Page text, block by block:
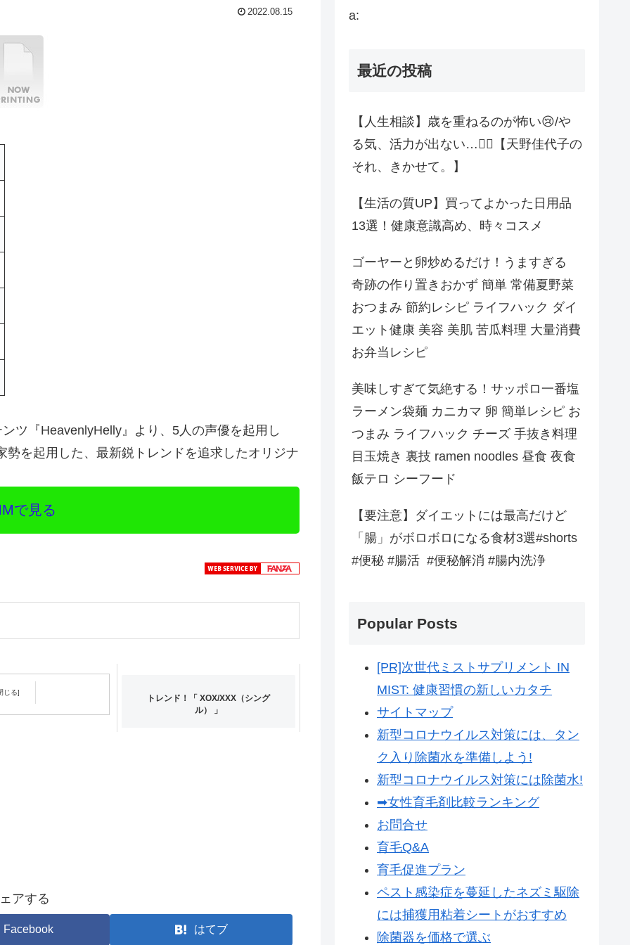
2022.08.15
ツ『HeavenlyHelly』より、5人の声優を起用し
勢を起用した、最新鋭トレンドを追求したオリジナ
で見る
トレンド！「 XOX/XXX（シング
ル） 」
アする
Facebook はてブ
a:
最近の投稿
【人生相談】歳を重ねるのが怖い😢/や
る気、活力が出ない…😮‍💨【天野佳代子の
それ、きかせて。】
【生活の質UP】買ってよかった日用品
13選！健康意識高め、時々コスメ
ゴーヤーと卵炒めるだけ！うますぎる
奇跡の作り置きおかず 簡単 常備夏野菜
おつまみ 節約レシピ ライフハック ダイ
エット健康 美容 美肌 苦瓜料理 大量消費
お弁当レシピ
美味しすぎて気絶する！サッポロ一番塩
ラーメン袋麺 カニカマ 卵 簡単レシピ お
つまみ ライフハック チーズ 手抜き料理
目玉焼き 裏技 ramen noodles 昼食 夜食
飯テロ シーフード
【要注意】ダイエットには最高だけど
「腸」がボロボロになる食材3選#shorts
#便秘 #腸活 #便秘解消 #腸内洗浄
Popular Posts
[PR]次世代ミストサプリメント IN
MIST: 健康習慣の新しいカタチ
サイトマップ
新型コロナウイルス対策には、タン
ク入り除菌水を準備しよう!
新型コロナウイルス対策には除菌水!
➡女性育毛剤比較ランキング
お問合せ
育毛Q&A
育毛促進プラン
ペスト感染症を蔓延したネズミ駆除
には捕獲用粘着シートがおすすめ
除菌器を価格で選ぶ